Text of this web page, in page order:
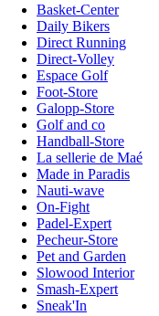
Basket-Center
Daily Bikers
Direct Running
Direct-Volley
Espace Golf
Foot-Store
Galopp-Store
Golf and co
Handball-Store
La sellerie de Maé
Made in Paradis
Nauti-wave
On-Fight
Padel-Expert
Pecheur-Store
Pet and Garden
Slowood Interior
Smash-Expert
Sneak'In